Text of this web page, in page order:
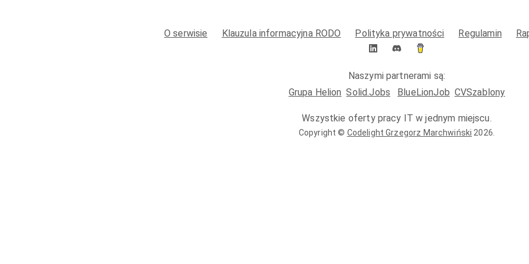
O serwisie Klauzula informacyjna RODO Polityka prywatności Regulamin
Naszymi partnerami są:
Grupa Helion Solid.Jobs BlueLionJob CVSzablony
Wszystkie oferty pracy IT w jednym miejscu.
Copyright © Codelight Grzegorz Marchwiński 2026.